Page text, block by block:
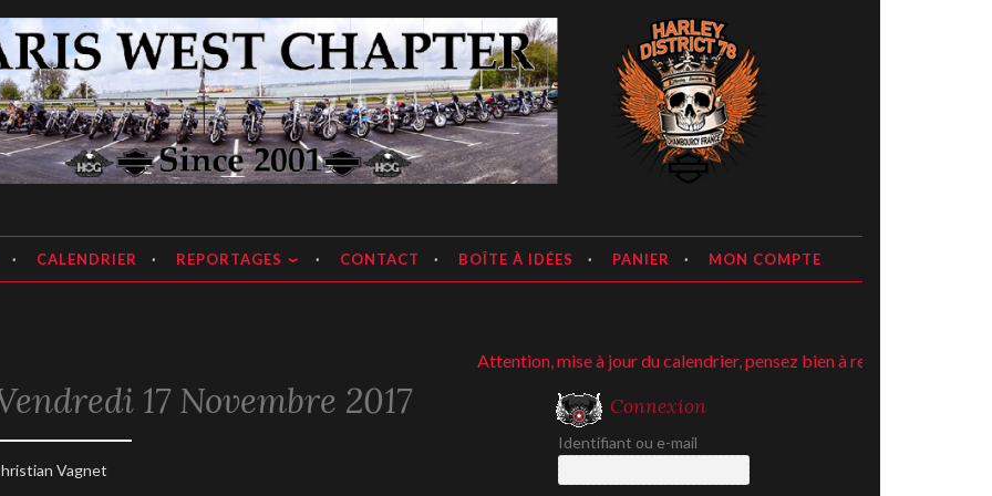
CALENDRIER REPORTAGES CONTACT BOÎTE À IDÉES PANIER MON COMPTE
Attention, mise à jour du calendrier, pensez bien à regarder ;-)
17 Novembre 2017
Vagnet
Connexion
Identifiant ou e-mail